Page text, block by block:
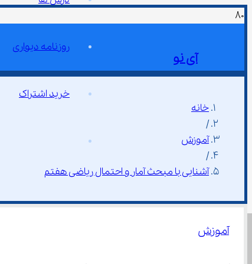
آی نو
روزنامه دیواری
خرید اشتراک
خانه
/
آموزش
/
آشنایی با مبحث آمار و احتمال ریاضی هفتم
آموزش